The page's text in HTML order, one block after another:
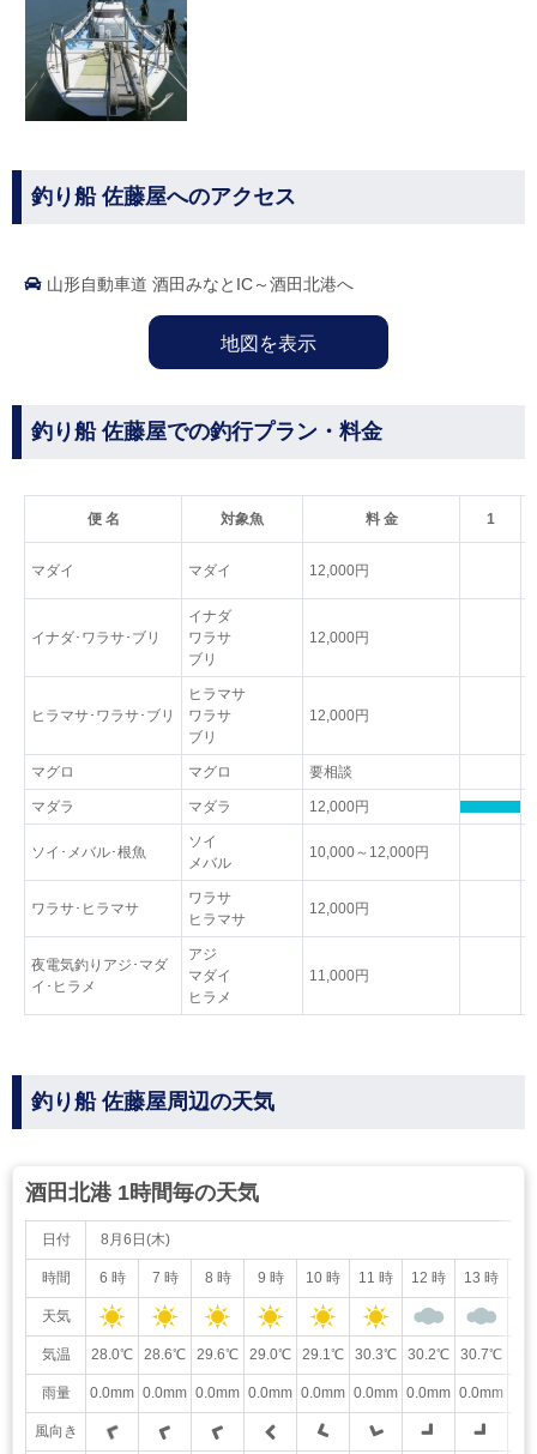
釣り船 佐藤屋へのアクセス
山形自動車道 酒田みなとIC～酒田北港へ
地図を表示
釣り船 佐藤屋での釣行プラン・料金
便 名 対象魚 料 金 1
マダイ マダイ 12,000円
イナダ･ワラサ･ブリ
イナダ
ワラサ
ブリ
12,000円
ヒラマサ･ワラサ･ブリ
ヒラマサ
ワラサ
ブリ
12,000円
マグロ マグロ 要相談
マダラ マダラ 12,000円
ソイ･メバル･根魚
ソイ
メバル
10,000～12,000円
ワラサ･ヒラマサ
ワラサ
ヒラマサ
12,000円
夜電気釣りアジ･マダ
イ･ヒラメ
アジ
マダイ
ヒラメ
11,000円
釣り船 佐藤屋周辺の天気
酒田北港 1時間毎の天気
日付
時間
天気
気温
雨量
風向き
8月6日(木)
6 時 7 時 8 時 9 時 10 時 11 時 12 時 13 時
28.0℃ 28.6℃ 29.6℃ 29.0℃ 29.1℃ 30.3℃ 30.2℃ 30.7℃
0.0mm 0.0mm 0.0mm 0.0mm 0.0mm 0.0mm 0.0mm 0.0mm